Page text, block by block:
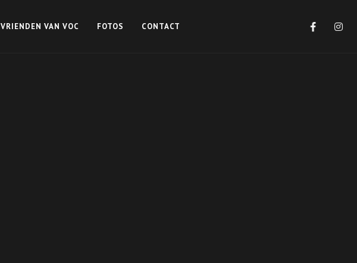
VRIENDEN VAN VOC FOTOS CONTACT